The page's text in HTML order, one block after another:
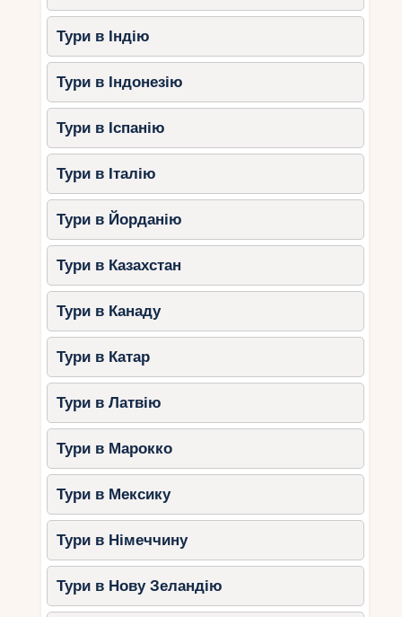
Тури в Індію
Тури в Індонезію
Тури в Іспанію
Тури в Італію
Тури в Йорданію
Тури в Казахстан
Тури в Канаду
Тури в Катар
Тури в Латвію
Тури в Марокко
Тури в Мексику
Тури в Німеччину
Тури в Нову Зеландію